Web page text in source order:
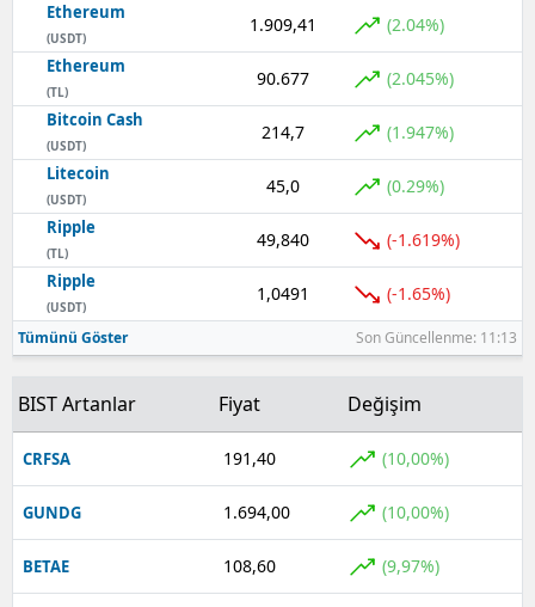
Ethereum
(USDT)
1.909,41 (2.04%)
Ethereum
(TL)
90.677 (2.045%)
Bitcoin Cash
(USDT)
214,7 (1.947%)
Litecoin
(USDT)
45,0 (0.29%)
Ripple
(TL)
49,840 (-1.619%)
Ripple
(USDT)
1,0491 (-1.65%)
Tümünü Göster Son Güncellenme: 11:13
BIST Artanlar Fiyat Değişim
CRFSA 191,40 (10,00%)
GUNDG 1.694,00 (10,00%)
BETAE 108,60 (9,97%)